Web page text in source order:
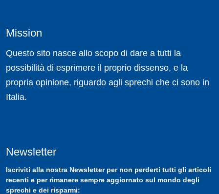
Mission
Questo sito nasce allo scopo di dare a tutti la
possibilità di esprimere il proprio dissenso, e la
propria opinione, riguardo agli sprechi che ci sono in
Italia.
Newsletter
Iscriviti alla nostra Newsletterper non perderti tutti gli articoli
recenti e per rimanere sempre aggiornato sul mondo degli
sprechi e dei risparmi: